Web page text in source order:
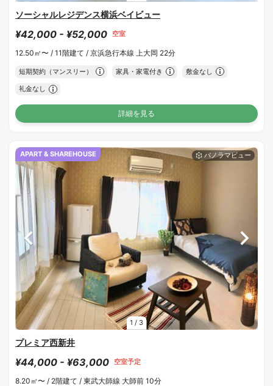
ソーシャルレジデンス横浜ベイビュー
¥42,000 - ¥52,000 空室
12.50㎡〜 / 11階建て / 京浜急行本線 上大岡 22分
短期契約（マンスリー） 家具・家電付き 敷金なし
礼金なし
詳細を見る
1 / 3
APART & SHAREHOUSE
プレミア西新井
¥44,000 - ¥63,000 空室予定
8.20㎡〜 / 2階建て / 東武大師線 大師前 10分